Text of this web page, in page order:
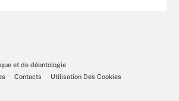
et de déontologie
Contacts
Utilisation Des Cookies